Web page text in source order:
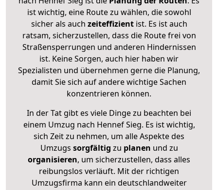
ist wichtig, eine Route zu wählen, die sowohl
sicher als auch zeiteffizientist. Es ist auch
ratsam, sicherzustellen, dass die Route frei von
Straßensperrungen und anderen Hindernissen
ist. Keine Sorgen, auch hier haben wir
Spezialisten und übernehmen gerne die Planung,
damit Sie sich auf andere wichtige Sachen
konzentrieren können.
In der Tat gibt es viele Dinge zu beachten bei
einem Umzug nach Hennef Sieg. Es ist wichtig,
sich Zeit zu nehmen, um alle Aspekte des
Umzugs sorgfältig zu planen und zu
organisieren, um sicherzustellen, dass alles
reibungslos verläuft. Mit der richtigen
Umzugsfirma kann ein deutschlandweiter